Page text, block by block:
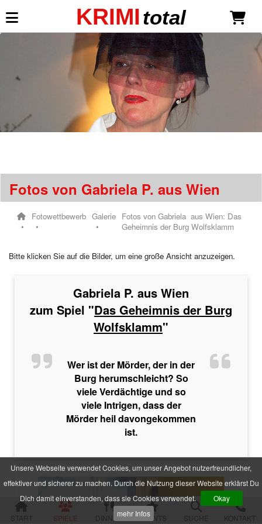
Unsere Webseite verwendet Cookies, um unser Angebot nutzerfreundlicher,
effektiver und sicherer zu machen. Durch die Nutzung dieser Website erklärst Du
Dich damit einverstanden, dass sie Cookies verwendet.
Okay
mehr Infos
START SPIELE DINNER EVENTS SUCHE KONTAKT
Mein KRIMI total
Krimispiele
Liste der Mottos / Themen
Unsere Krimidinner Neuheiten
Die Seele des Mammuttals
Der Duft des Mordes
Jenseits der Schönheit
Der Mythos der Familie
Der verfluchte Schatz der Piraten
Die Legende der Sturmklinge
Das Geheimnis der Burg Wolfsklamm
Die Pracht der Vampire
Der Hanf des Verderbens
Zum Geier mit dem Mord
Nachts im Salon Rouge
Hau den Michl
Das letzte Festmahl des Pharaos
Krimispiele für Jugendliche
Das Gift der Rivalen
KRIMItotal
Fotos von Gabriela P. aus Wien
Fotowettbewerb Galerie Fotos von Gabriela aus Wien: Das
Geheimnis der Burg Wolfsklamm
Bitte klicken Sie auf die Bilder, um eine große Ansicht anzuzeigen.
Gabriela P. aus Wien
zum Spiel "Das Geheimnis der Burg
Wolfsklamm"
Wer ist der Mörder, der in der
Burg herumschleicht? So
viele Verdächtige und so
viele Intrigen, dass der
Mörder heil davongekommen
ist.